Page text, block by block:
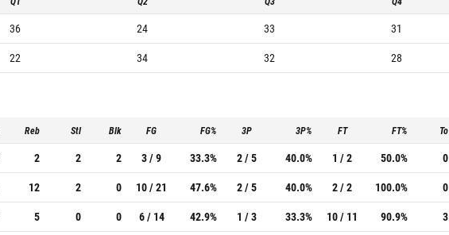
36 24 33 31
22 34 32 28
Reb Stl Blk FG FG% 3P 3P% FT FT% To
2 2 2 3 / 9 33.3% 2 / 5 40.0% 1 / 2 50.0% 0
12 2 0 10 / 21 47.6% 2 / 5 40.0% 2 / 2 100.0% 0
5 0 0 6 / 14 42.9% 1 / 3 33.3% 10 / 11 90.9% 3